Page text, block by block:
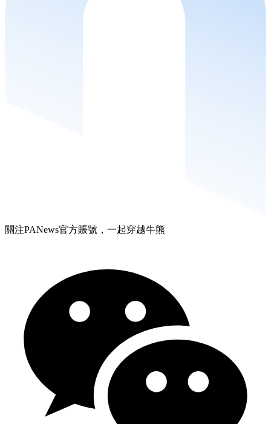
關注PANews官方賬號，一起穿越牛熊